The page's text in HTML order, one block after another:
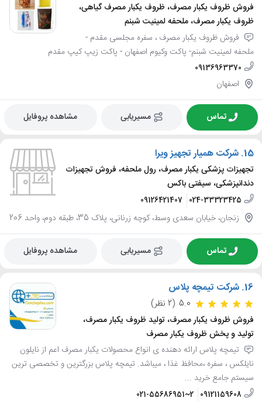
فروش ظروف یکبار مصرف، ظروف یکبار مصرف گیاهی،
ظروف یکبار مصرف، ملحفه لمینیت شبنم
فروش ظروف یکبار مصرف ، سفره مجلسی مقدم -
ملحفه لمینیت شبنم- پاکت وکیوم اصفهان - پاکت زیپ کیپ مقدم
09136963370
اصفهان
تماس مسیریابی مشاهده پروفایل
15. شرکت همیار تجهیز ویرا
تجهیزات پزشکی یکبار مصرف، رول ملحفه، فروش تجهیزات
دندانپزشکی، سیفتی باکس
024-33323425
09126421407
زنجان، خیابان سعدی وسط، کوچه زرنانی، پلاک 35، طبقه دوم، واحد 206
تماس مسیریابی مشاهده پروفایل
16. شرکت تیمچه پلاس
5.0 (2 نظر)
فروش ظروف یکبار مصرف، تولید ظروف یکبار مصرف،
تولید و پخش ظروف یکبار مصرف
تیمچه پلاس ارائه دهنده ی انواع محصولات یکبار مصرف اعم از نایلون
نایلکس ، سفره ،محافظ غذا ، میباشد. تیمچه پلاس بزرگترین و تخصصی ترین
سیستم جامع خرید ...
09121159608
021-55686951~2